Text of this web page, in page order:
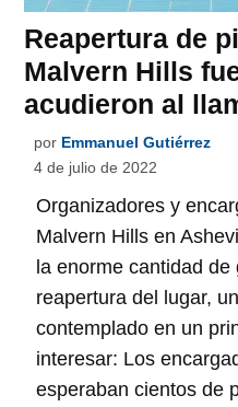
Reapertura de
Malvern Hills
acudieron al
por Emmanuel Gutiérrez
4 de julio de 2022
Organizadores y
Malvern Hills en
la enorme cantidad
reapertura del lugar,
contemplado en un
interesar: Los
esperaban cientos de